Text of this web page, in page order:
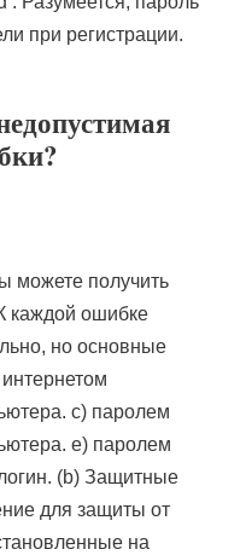
при регистрации.
можете получить
каждой ошибке
но основные
c) паролем
e) паролем
(b) Защитные
для защиты от
на